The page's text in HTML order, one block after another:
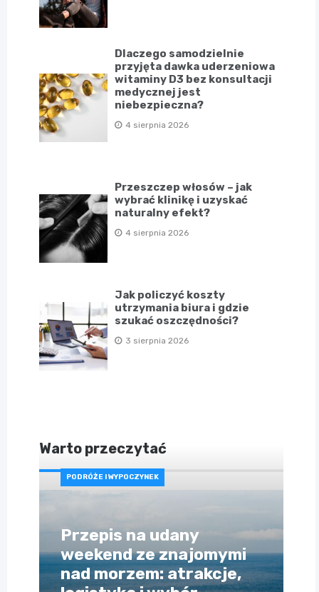
Dlaczego samodzielnie
przyjęta dawka uderzeniowa
witaminy D3 bez konsultacji
medycznej jest
niebezpieczna?
4 sierpnia 2026
Przeszczep włosów – jak
wybrać klinikę i uzyskać
naturalny efekt?
4 sierpnia 2026
Jak policzyć koszty
utrzymania biura i gdzie
szukać oszczędności?
3 sierpnia 2026
Warto przeczytać
PODRÓŻE I WYPOCZYNEK
Przepis na udany
weekend ze znajomymi
nad morzem: atrakcje,